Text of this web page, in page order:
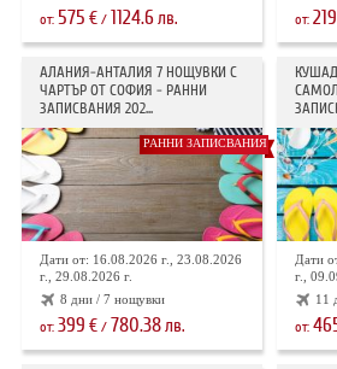
от: 575 €/ 1124.6лв. от:219
АЛАНИЯ-АНТАЛИЯ 7 НОЩУВКИ С
ЧАРТЪР ОТ СОФИЯ - РАННИ
ЗАПИСВАНИЯ 202...
РАННИ ЗАПИСВАНИЯ
Дати от: 16.08.2026 г., 23.08.2026
г., 29.08.2026 г.
8 дни / 7 нощувки
от: 399 €/ 780.38лв.
Дати
г.,
11
от: